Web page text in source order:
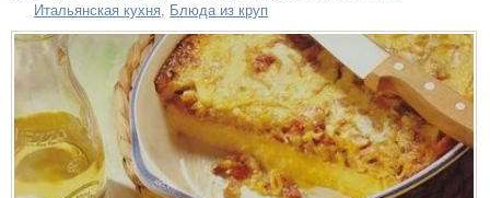
Итальянская кухня
Блюда из круп